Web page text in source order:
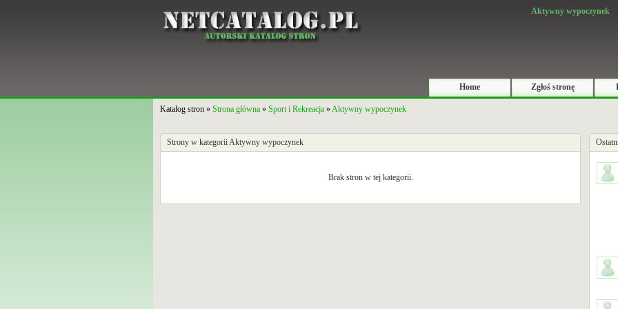
Aktywny wypoczynek
Home Zgłoś stronę
Katalog stron » Strona główna » Sport i Rekreacja »Aktywny wypoczynek
Strony w kategorii Aktywny wypoczynek
Brak stron w tej kategorii.